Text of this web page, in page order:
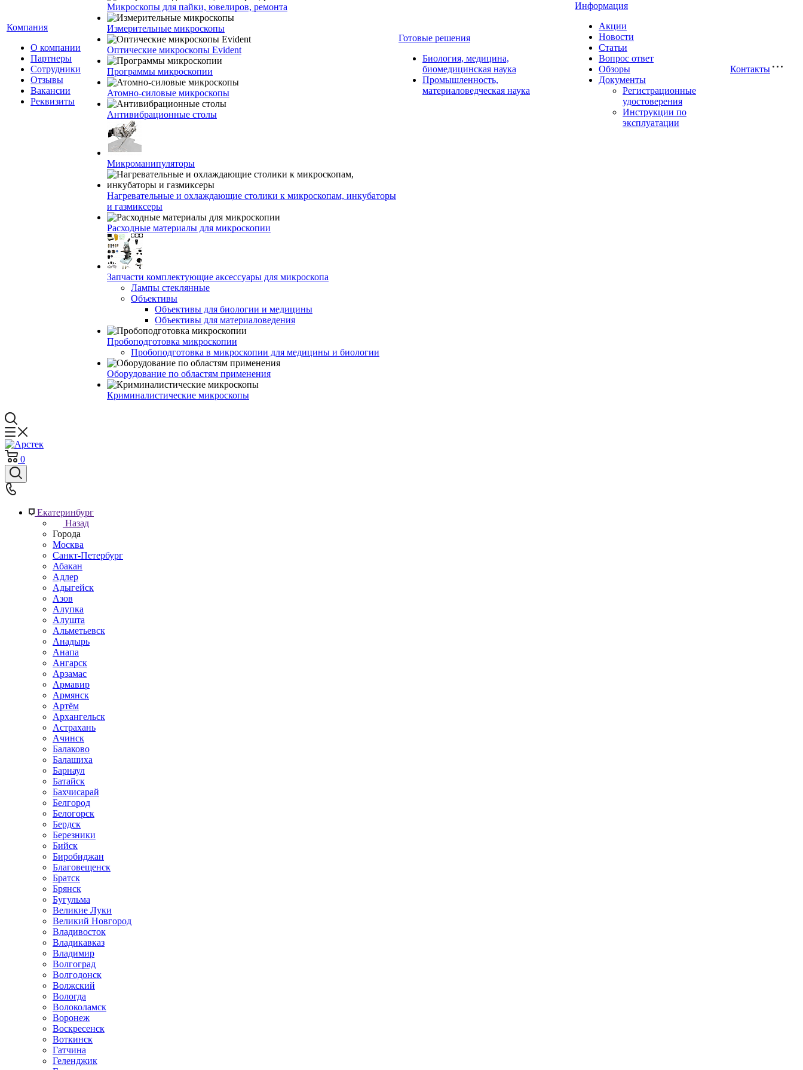
Компания
О компании
Партнеры
Сотрудники
Отзывы
Вакансии
Реквизиты
Микроскопы для пайки, ювелиров, ремонта
Измерительные микроскопы
Оптические микроскопы Evident
Программы микроскопии
Атомно-силовые микроскопы
Антивибрационные столы
Микроманипуляторы
Нагревательные и охлаждающие столики к микроскопам, инкубаторы
и газмиксеры
Расходные материалы для микроскопии
Запчасти комплектующие аксессуары для микроскопа
Лампы стеклянные
Объективы
Объективы для биологии и медицины
Объективы для материаловедения
Пробоподготовка микроскопии
Пробоподготовка в микроскопии для медицины и биологии
Оборудование по областям применения
Криминалистические микроскопы
Готовые решения
Биология, медицина,
биомедицинская наука
Промышленность,
материаловедческая наука
Информация
Акции
Новости
Статьи
Вопрос ответ
Обзоры
Документы
Регистрационные
удостоверения
Инструкции по
эксплуатации
Контакты
0
Екатеринбург
Назад
Города
Москва
Санкт-Петербург
Абакан
Адлер
Адыгейск
Азов
Алупка
Алушта
Альметьевск
Анадырь
Анапа
Ангарск
Арзамас
Армавир
Армянск
Артём
Архангельск
Астрахань
Ачинск
Балаково
Балашиха
Барнаул
Батайск
Бахчисарай
Белгород
Белогорск
Бердск
Березники
Бийск
Биробиджан
Благовещенск
Братск
Брянск
Бугульма
Великие Луки
Великий Новгород
Владивосток
Владикавказ
Владимир
Волгоград
Волгодонск
Волжский
Вологда
Волоколамск
Воронеж
Воскресенск
Воткинск
Гатчина
Геленджик